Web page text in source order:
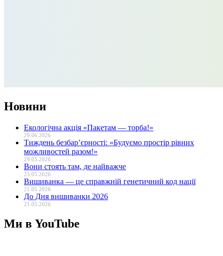
Новини
Екологічна акція «Пакетам — торба!»
29.06.2026
Тиждень безбар’єрності: «Будуємо простір рівних
можливостей разом!»
29.05.2026
Вони стоять там, де найважче
23.05.2026
Вишиванка — це справжній генетичний код нації
21.05.2026
До Дня вишиванки 2026
21.05.2026
Ми в YouTube